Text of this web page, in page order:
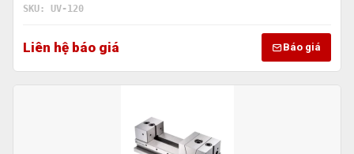
SKU: UV-120
Liên hệ báo giá Báo giá